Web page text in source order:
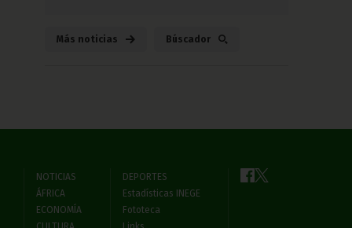
Más noticias Búscador
NOTICIAS
ÁFRICA
ECONOMÍA
DEPORTES
Estadísticas INEGE
Fototeca